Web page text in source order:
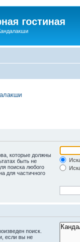
гостиная
которые должны
быть не
поиска любого
для частичного
поиск.
если вы не